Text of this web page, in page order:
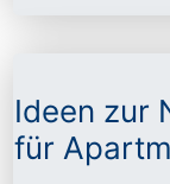
Ideen zur
für